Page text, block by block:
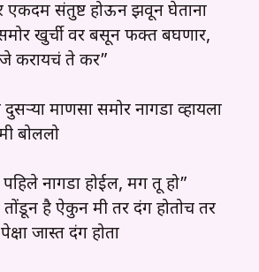
एकदम संतुष्ट होऊन झवून घेताना
खुर्ची वर बसून फक्त बघणार,
जे करायचं ते कर”
माणसा समोर नागडा व्हायला
बोललो
नागडा होईल, मग तू हो”
तोंडून है ऐकुन मी तर दंग होतोच तर
जास्त दंग होता